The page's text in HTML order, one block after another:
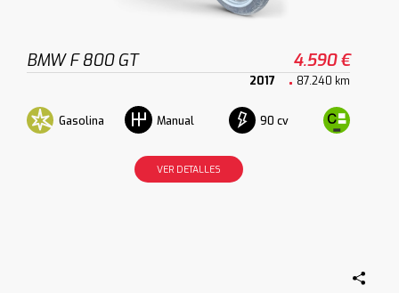
BMW F 800 GT 4.590 €
2017 87.240 km
Gasolina Manual 90 cv
VER DETALLES